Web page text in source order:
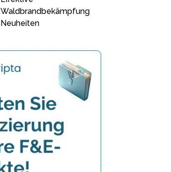
Waldbrandbekämpfung
Neuheiten